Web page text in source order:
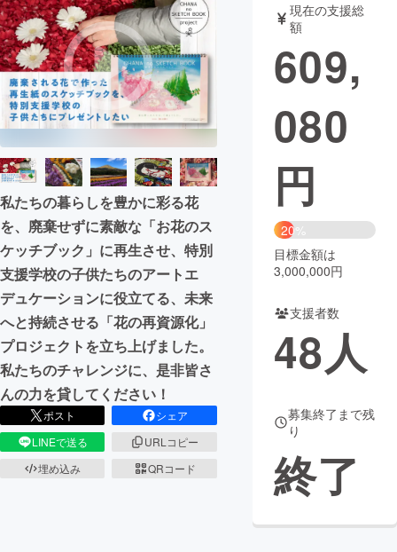
テクノロジー・ガジェット
映像・映画 書籍・雑誌
ビジネス・起業 チャレンジ
まちづくり・地域活性化
CAMPFIRE for Social Good
CAMPFIRE Creation
CAMPFIREふるさと納税machi-ya コミュニティ
私たちの暮らしを豊かに彩る花
を、廃棄せずに素敵な「お花のス
ケッチブック」に再生させ、特別
支援学校の子供たちのアートエ
デュケーションに役立てる、未来
へと持続させる「花の再資源化」
プロジェクトを立ち上げました。
私たちのチャレンジに、是非皆さ
んの力を貸してください！
ポスト
シェア
LINEで送る
URLコピー
埋め込み
QRコード
現在の支援総
額
609,
080
円
20%
目標金額は
3,000,000円
支援者数
48人
募集終了まで残
り
終了